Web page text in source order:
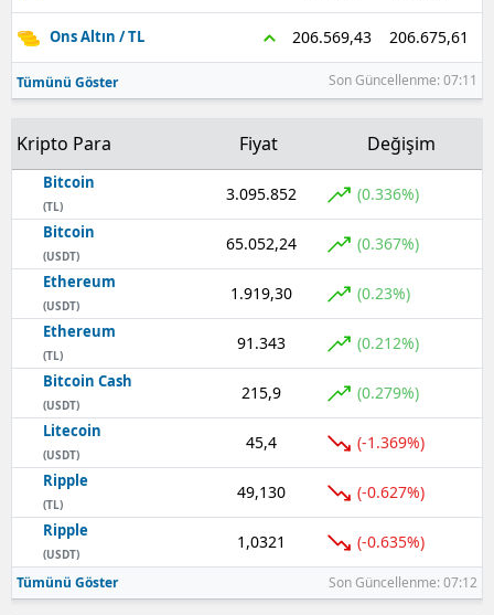
Ons Altın / TL 206.569,43 206.675,61
Tümünü Göster Son Güncellenme: 07:11
Kripto Para Fiyat Değişim
Bitcoin
(TL)
3.095.852 (0.336%)
Bitcoin
(USDT)
65.052,24 (0.367%)
Ethereum
(USDT)
1.919,30 (0.23%)
Ethereum
(TL)
91.343 (0.212%)
Bitcoin Cash
(USDT)
215,9 (0.279%)
Litecoin
(USDT)
45,4 (-1.369%)
Ripple
(TL)
49,130 (-0.627%)
Ripple
(USDT)
1,0321 (-0.635%)
Tümünü Göster Son Güncellenme: 07:12